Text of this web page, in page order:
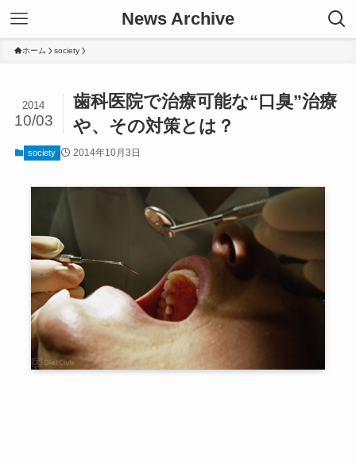
News Archive
ホーム society
歯科医院で治療可能な“口臭”治療
や、その対策とは？
2014
10/03
society 2014年10月3日